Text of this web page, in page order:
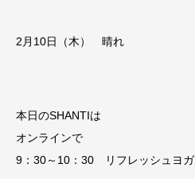
2月10日（木） 晴れ
本日のSHANTIは
オンラインで
9：30～10：30 リフレッシュヨガ